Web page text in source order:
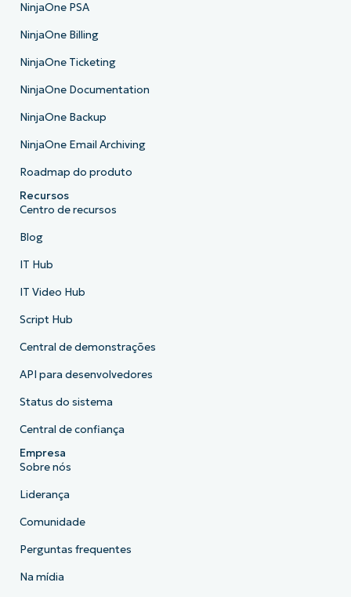
NinjaOne PSA
NinjaOne Billing
NinjaOne Ticketing
NinjaOne Documentation
NinjaOne Backup
NinjaOne Email Archiving
Roadmap do produto
Recursos
Centro de recursos
Blog
IT Hub
IT Video Hub
Script Hub
Central de demonstrações
API para desenvolvedores
Status do sistema
Central de confiança
Empresa
Sobre nós
Liderança
Comunidade
Perguntas frequentes
Na mídia